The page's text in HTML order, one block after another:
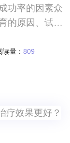
功率的因素众
的原因、试管
量： 809